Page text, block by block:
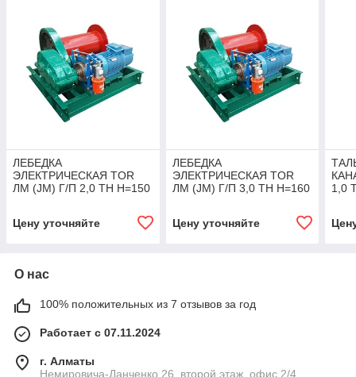
ЛЕБЕДКА
ЭЛЕКТРИЧЕСКАЯ TOR
ЛМ (JM) Г/П 2,0 ТН Н=150
Цену уточняйте
ЛЕБЕДКА
ЭЛЕКТРИЧЕСКАЯ TOR
ЛМ (JM) Г/П 3,0 ТН Н=160
Цену уточняйте
1,0
О нас
100% положительных из 7 отзывов за год
Работает с 07.11.2024
г. Алматы
Немировича-Данченко 26, второй этаж, офис 2/4,